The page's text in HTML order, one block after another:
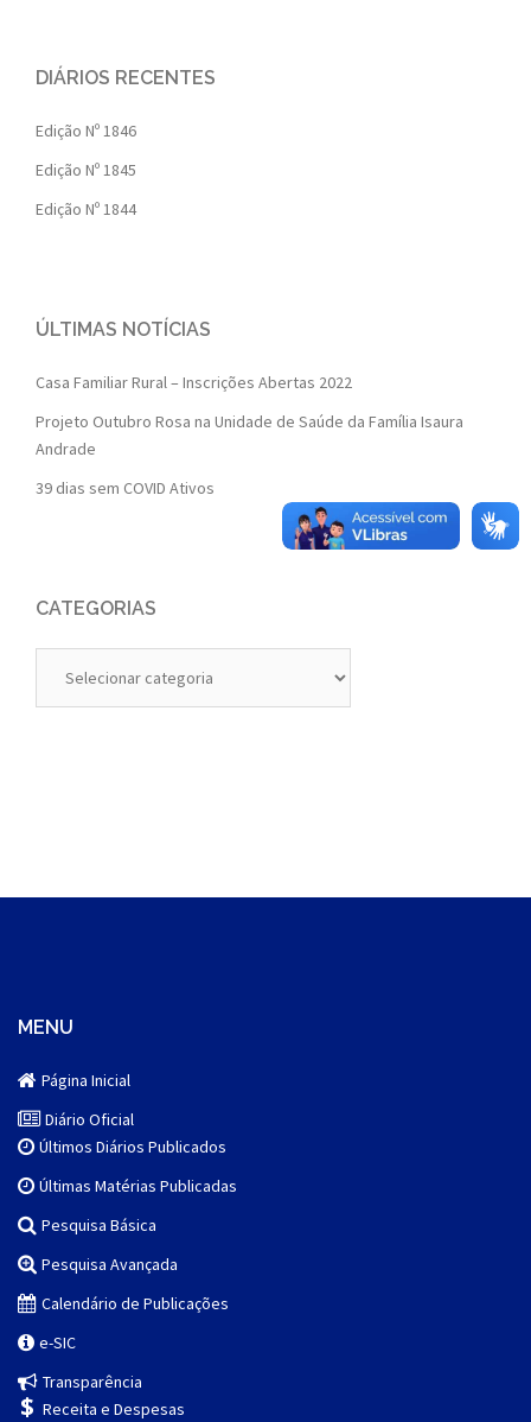
DIÁRIOS RECENTES
Edição Nº 1846
Edição Nº 1845
Edição Nº 1844
ÚLTIMAS NOTÍCIAS
Casa Familiar Rural – Inscrições Abertas 2022
Projeto Outubro Rosa na Unidade de Saúde da Família Isaura
Andrade
39 dias sem COVID Ativos
CATEGORIAS
MENU
Página Inicial
Diário Oficial
Últimos Diários Publicados
Últimas Matérias Publicadas
Pesquisa Básica
Pesquisa Avançada
Calendário de Publicações
e-SIC
Transparência
Receita e Despesas